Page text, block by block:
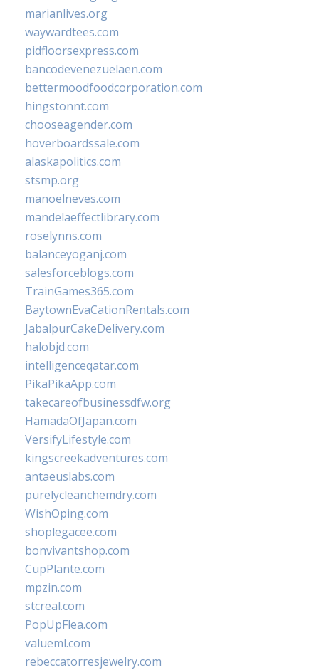
marianlives.org
waywardtees.com
pidfloorsexpress.com
bancodevenezuelaen.com
bettermoodfoodcorporation.com
hingstonnt.com
chooseagender.com
hoverboardssale.com
alaskapolitics.com
stsmp.org
manoelneves.com
mandelaeffectlibrary.com
roselynns.com
balanceyoganj.com
salesforceblogs.com
TrainGames365.com
BaytownEvaCationRentals.com
JabalpurCakeDelivery.com
halobjd.com
intelligenceqatar.com
PikaPikaApp.com
takecareofbusinessdfw.org
HamadaOfJapan.com
VersifyLifestyle.com
kingscreekadventures.com
antaeuslabs.com
purelycleanchemdry.com
WishOping.com
shoplegacee.com
bonvivantshop.com
CupPlante.com
mpzin.com
stcreal.com
PopUpFlea.com
valueml.com
rebeccatorresjewelry.com